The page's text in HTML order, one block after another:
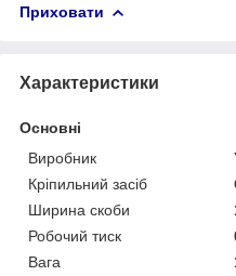
Приховати
Характеристики
Основні
Виробник
Кріпильний засіб
Ширина скоби
Робочий тиск
Вага